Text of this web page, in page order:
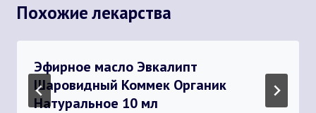
Похожие лекарства
Эфирное масло Эвкалипт
Шаровидный Коммек Органик
Натуральное 10 мл